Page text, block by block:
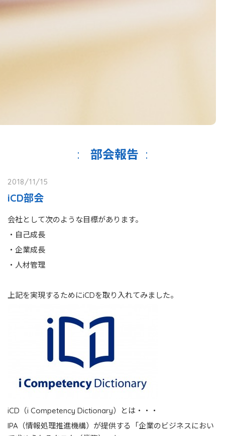
部会報告
2018/11/15
iCD部会
会社として次のような目標があります。
・自己成長
・企業成長
・人材管理
上記を実現するためにiCDを取り入れてみました。
iCD（i Competency Dictionary）とは・・・
IPA（情報処理推進機構）が提供する「企業のビジネスにおい